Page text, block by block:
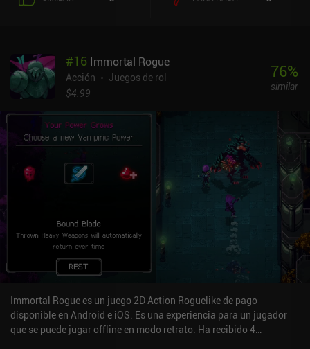
#16 Immortal Rogue
Acción
Juegos de rol
$4.99
76%
similar
Immortal Rogue es un juego 2D Action Roguelike de pago
disponible en Android e iOS. Es una experiencia para un jugador
que se puede jugar offline en modo retrato. Ha recibido 4